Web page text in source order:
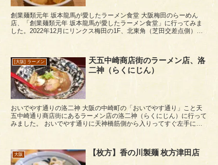
創業麺類元年 坂本龍馬が愛したラーメン食堂 大阪梅田のらーめん
店、「創業麺類元年 坂本龍馬が愛したラーメン食堂」に行ってみま
した。2022年12月にリンクス梅田の1F、北東角（芝田交差点側）に
[大阪] ラーメン
天五中崎商店街のラーメン店、洛
二神（らくにじん）
おいでやす通りの洛二神 大阪の中崎町の「おいでやす通り」こと天
五中崎通り商店街にあるラーメン店の洛二神（らくにじん）に行って
みました。 おいでやす通りに天神橋筋側から入りってすぐ左手にあ
大阪 【枚方】香の川製麺 枚方津田店